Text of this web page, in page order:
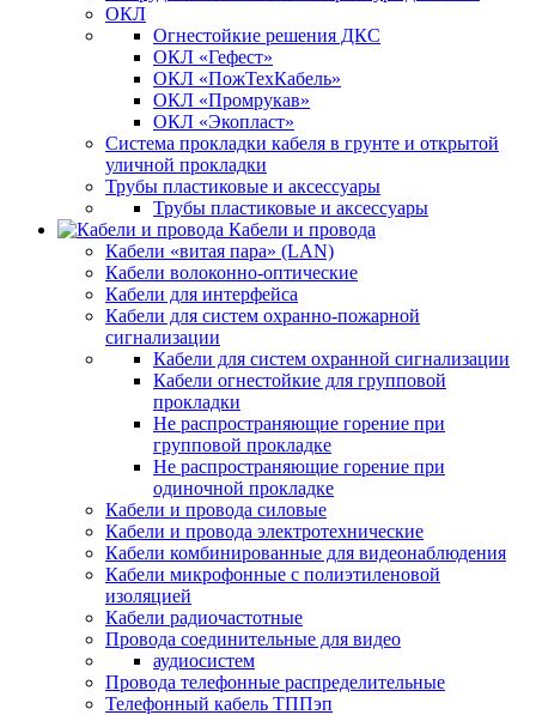
ОКЛ
Огнестойкие решения ДКС
ОКЛ «Гефест»
ОКЛ «ПожТехКабель»
ОКЛ «Промрукав»
ОКЛ «Экопласт»
Система прокладки кабеля в грунте и открытой
уличной прокладки
Трубы пластиковые и аксессуары
Трубы пластиковые и аксессуары
Кабели и провода
Кабели «витая пара» (LAN)
Кабели волоконно-оптические
Кабели для интерфейса
Кабели для систем охранно-пожарной
сигнализации
Кабели для систем охранной сигнализации
Кабели огнестойкие для групповой
прокладки
Не распространяющие горение при
групповой прокладке
Не распространяющие горение при
одиночной прокладке
Кабели и провода силовые
Кабели и провода электротехнические
Кабели комбинированные для видеонаблюдения
Кабели микрофонные с полиэтиленовой
изоляцией
Кабели радиочастотные
Провода соединительные для видео
аудиосистем
Провода телефонные распределительные
Телефонный кабель ТППэп